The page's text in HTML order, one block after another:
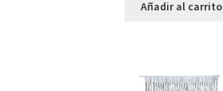
Añadir al carrito